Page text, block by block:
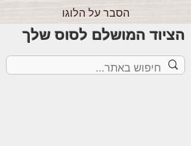
הסבר על הלוגו
הציוד המושלם לסוס שלך